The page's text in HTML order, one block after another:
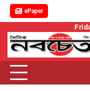
ePaper
content